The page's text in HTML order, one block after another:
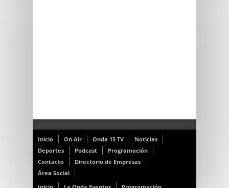
Inicio On Air Onda 15 TV
Noticias
Deportes
Podcast
Programación
Contacto
Directorio de Empresas
Área Social